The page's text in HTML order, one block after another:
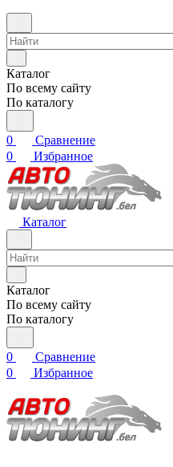
Каталог
По всему сайту
По каталогу
0
Сравнение
0
Избранное
Каталог
Каталог
По всему сайту
По каталогу
0
Сравнение
0
Избранное